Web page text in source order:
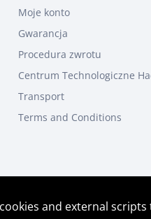
and external
Moje konto
Gwarancja
Procedura zwrotu
Centrum Technologiczne
Transport
Terms and Conditions